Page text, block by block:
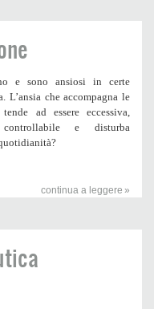
e sono ansiosi in certe
L’ansia che accompagna le
ad essere eccessiva,
e disturba
continua a leggere